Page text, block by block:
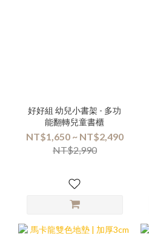
好好組 幼兒小書架 - 多功
能翻轉兒童書櫃
NT$1,650 ~ NT$2,490
NT$2,990